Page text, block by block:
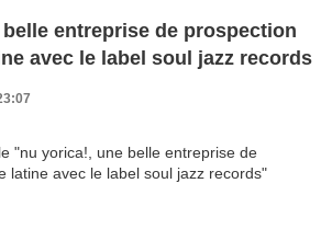
entreprise de prospection
avec le label soul jazz records